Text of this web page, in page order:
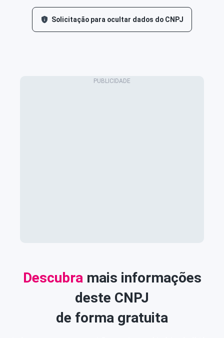
Solicitação para ocultar dados do CNPJ
Descubra mais informações
deste CNPJ
de forma gratuita